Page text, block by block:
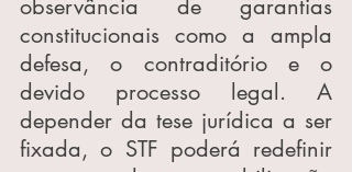
observância de garantias
constitucionais como a ampla
defesa, o contraditório e o
devido processo legal. A
depender da tese jurídica a ser
fixada, o STF poderá redefinir